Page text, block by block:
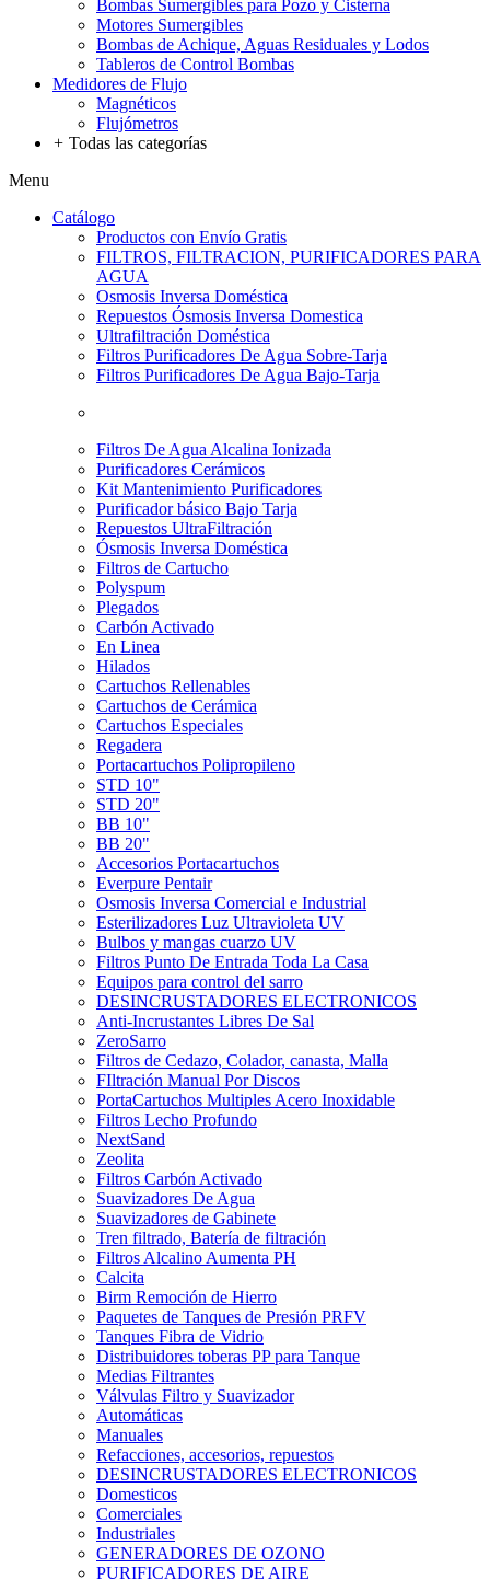
Bombas Sumergibles para Pozo y Cisterna
Motores Sumergibles
Bombas de Achique, Aguas Residuales y Lodos
Tableros de Control Bombas
Medidores de Flujo
Magnéticos
Flujómetros
+ Todas las categorías
Menu
Catálogo
Productos con Envío Gratis
FILTROS, FILTRACION, PURIFICADORES PARA
AGUA
Osmosis Inversa Doméstica
Repuestos Ósmosis Inversa Domestica
Ultrafiltración Doméstica
Filtros Purificadores De Agua Sobre-Tarja
Filtros Purificadores De Agua Bajo-Tarja
Filtros De Agua Alcalina Ionizada
Purificadores Cerámicos
Kit Mantenimiento Purificadores
Purificador básico Bajo Tarja
Repuestos UltraFiltración
Ósmosis Inversa Doméstica
Filtros de Cartucho
Polyspum
Plegados
Carbón Activado
En Linea
Hilados
Cartuchos Rellenables
Cartuchos de Cerámica
Cartuchos Especiales
Regadera
Portacartuchos Polipropileno
STD 10"
STD 20"
BB 10"
BB 20"
Accesorios Portacartuchos
Everpure Pentair
Osmosis Inversa Comercial e Industrial
Esterilizadores Luz Ultravioleta UV
Bulbos y mangas cuarzo UV
Filtros Punto De Entrada Toda La Casa
Equipos para control del sarro
DESINCRUSTADORES ELECTRONICOS
Anti-Incrustantes Libres De Sal
ZeroSarro
Filtros de Cedazo, Colador, canasta, Malla
FIltración Manual Por Discos
PortaCartuchos Multiples Acero Inoxidable
Filtros Lecho Profundo
NextSand
Zeolita
Filtros Carbón Activado
Suavizadores De Agua
Suavizadores de Gabinete
Tren filtrado, Batería de filtración
Filtros Alcalino Aumenta PH
Calcita
Birm Remoción de Hierro
Paquetes de Tanques de Presión PRFV
Tanques Fibra de Vidrio
Distribuidores toberas PP para Tanque
Medias Filtrantes
Válvulas Filtro y Suavizador
Automáticas
Manuales
Refacciones, accesorios, repuestos
DESINCRUSTADORES ELECTRONICOS
Domesticos
Comerciales
Industriales
GENERADORES DE OZONO
PURIFICADORES DE AIRE